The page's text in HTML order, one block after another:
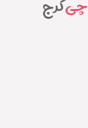
کرج